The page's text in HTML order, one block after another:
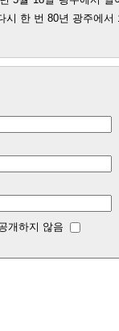
시 한 번 80년 광주에서
개하지 않음